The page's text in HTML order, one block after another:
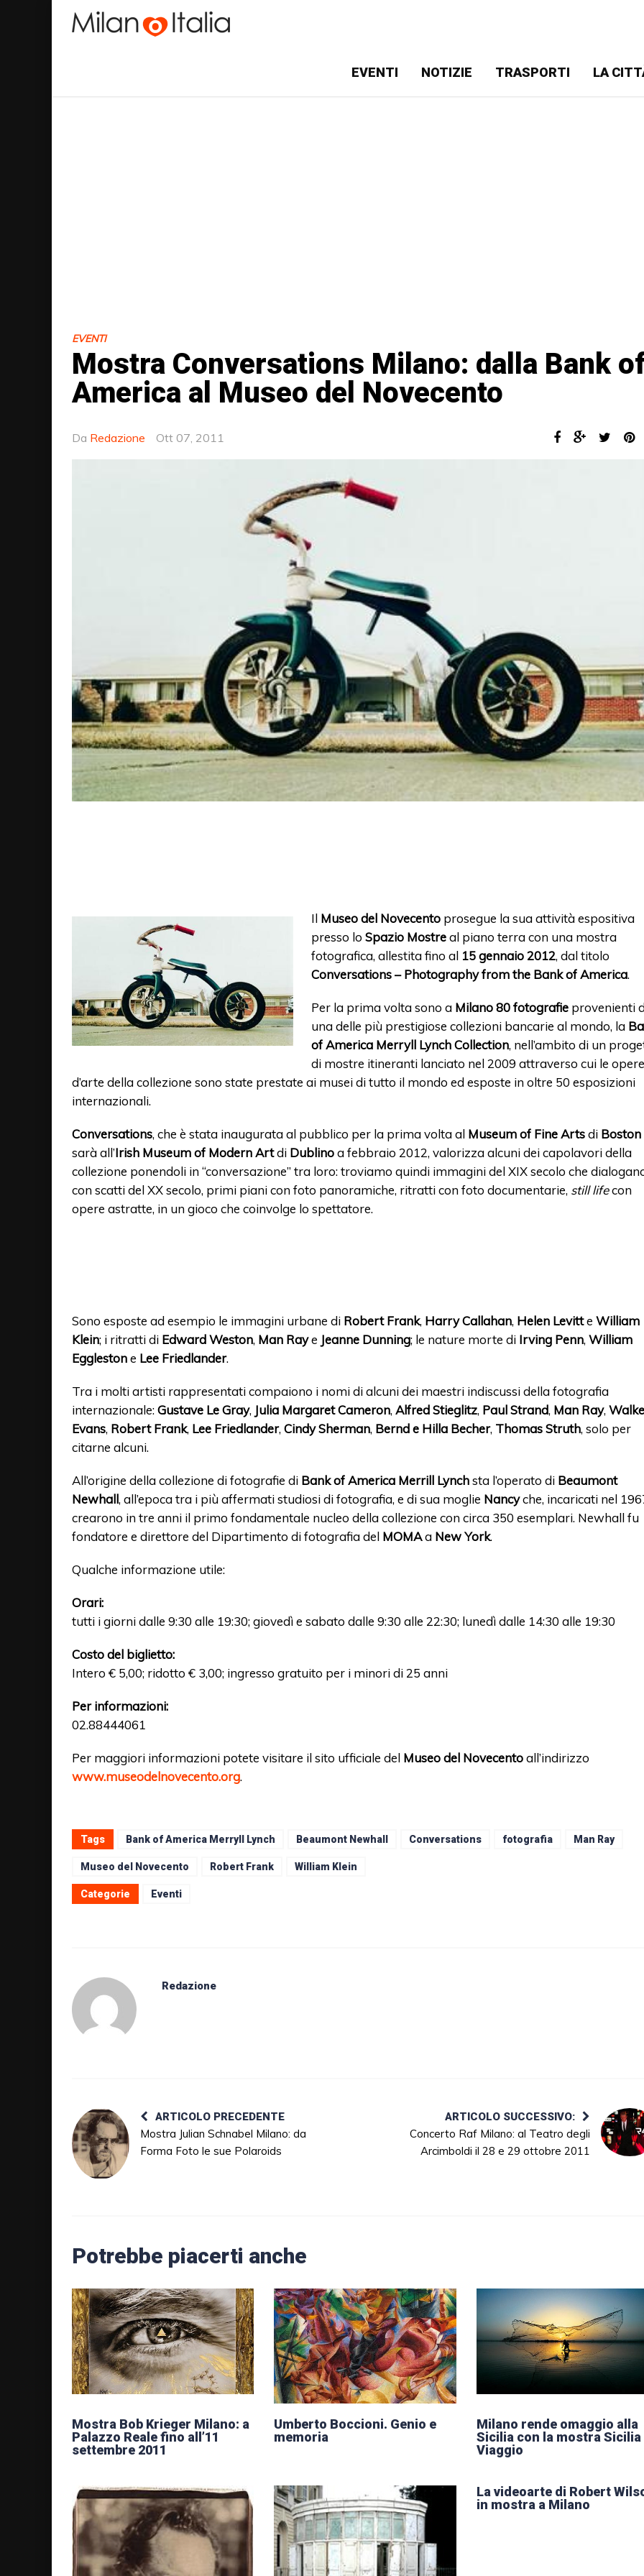
EVENTI NOTIZIE TRASPORTI LA
EVENTI
Mostra Conversations Milano: dalla Bank
America al Museo del Novecento
Da Redazione Ott 07, 2011
Il Museo del Novecento prosegue la sua attività espositiva
presso lo Spazio Mostreal piano terra con una mostra
fotografica, allestita fino al 15 gennaio 2012, dal titolo
Conversations – Photography from the Bank of America.
Per la prima volta sono a Milano 80 fotografie provenienti
una delle più prestigiose collezioni bancarie al mondo, la
of America Merryll Lynch Collection, nell’ambito di un
di mostre itineranti lanciato nel 2009 attraverso cui le opere
d’arte della collezione sono state prestate ai musei di tutto il mondo ed esposte in oltre 50 esposizioni
internazionali.
Conversations, che è stata inaugurata al pubblico per la prima volta al Museum of Fine Artsdi Boston
sarà all’Irish Museum of Modern Artdi Dublinoa febbraio 2012, valorizza alcuni dei capolavori della
collezione ponendoli in “conversazione” tra loro: troviamo quindi immagini del XIX secolo che
con scatti del XX secolo, primi piani con foto panoramiche, ritratti con foto documentarie, still lifecon
opere astratte, in un gioco che coinvolge lo spettatore.
Sono esposte ad esempio le immagini urbane di Robert Frank, Harry Callahan, Helen Levitte William
Klein; i ritratti di Edward Weston, Man Raye Jeanne Dunning; le nature morte di Irving Penn, William
Egglestone Lee Friedlander.
Tra i molti artisti rappresentati compaiono i nomi di alcuni dei maestri indiscussi della fotografia
internazionale:Gustave Le Gray, Julia Margaret Cameron, Alfred Stieglitz, Paul Strand, Man Ray,
Evans, Robert Frank, Lee Friedlander, Cindy Sherman, Bernd e Hilla Becher, Thomas Struth, solo per
citarne alcuni.
All’origine della collezione di fotografie di Bank of America Merrill Lynchsta l’operato di Beaumont
Newhall, all’epoca tra i più affermati studiosi di fotografia, e di sua moglie Nancyche, incaricati nel
crearono in tre anni il primo fondamentale nucleo della collezione con circa 350 esemplari. Newhall fu
fondatore e direttore del Dipartimento di fotografia del MOMAa New York.
Qualche informazione utile:
Orari:
tutti i giorni dalle 9:30 alle 19:30; giovedì e sabato dalle 9:30 alle 22:30; lunedì dalle 14:30 alle 19:30
Costo del biglietto:
Intero € 5,00; ridotto € 3,00; ingresso gratuito per i minori di 25 anni
Per informazioni:
02.88444061
Per maggiori informazioni potete visitare il sito ufficiale del Museo del Novecentoall’indirizzo
www.museodelnovecento.org.
Tags Bank of America Merryll Lynch Beaumont Newhall Conversations fotografia Man Ray
Museo del Novecento Robert Frank William Klein
Categorie Eventi
Redazione
ARTICOLO PRECEDENTE
Mostra Julian Schnabel Milano: da
Forma Foto le sue Polaroids
ARTICOLO SUCCESSIVO:
Concerto Raf Milano: al Teatro degli
Arcimboldi il 28 e 29 ottobre 2011
Potrebbe piacerti anche
Mostra Bob Krieger Milano: a
Palazzo Reale fino all’11
settembre 2011
Umberto Boccioni. Genio e
memoria
Milano rende omaggio alla
Sicilia con la mostra Sicilia
Viaggio
La videoarte di Robert
in mostra a Milano